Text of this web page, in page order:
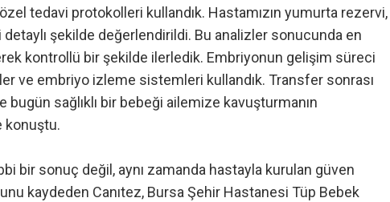
tedavi protokolleri kullandık. Hastamızın yumurta rezervi,
detaylı şekilde değerlendirildi. Bu analizler sonucunda en
kontrollü bir şekilde ilerledik. Embriyonun gelişim süreci
ve embriyo izleme sistemleri kullandık. Transfer sonrası
bugün sağlıklı bir bebeği ailemize kavuşturmanın
konuştu.
bir sonuç değil, aynı zamanda hastayla kurulan güven
kaydeden Canıtez, Bursa Şehir Hastanesi Tüp Bebek